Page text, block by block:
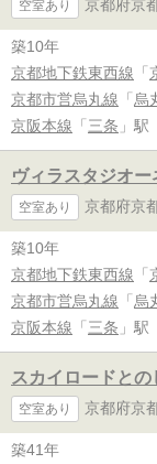
空室あり 京都府京
築10年
京都地下鉄東西線 「
京都市営烏丸線 「 烏
京阪本線 「 三条 」駅
ヴィラスタジオー
空室あり 京都府京
築10年
京都地下鉄東西線 「
京都市営烏丸線 「 烏
京阪本線 「 三条 」駅
スカイロードとの
空室あり 京都府京
築41年